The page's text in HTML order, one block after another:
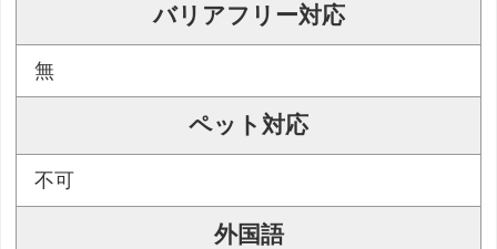
バリアフリー対応
無
ペット対応
不可
外国語